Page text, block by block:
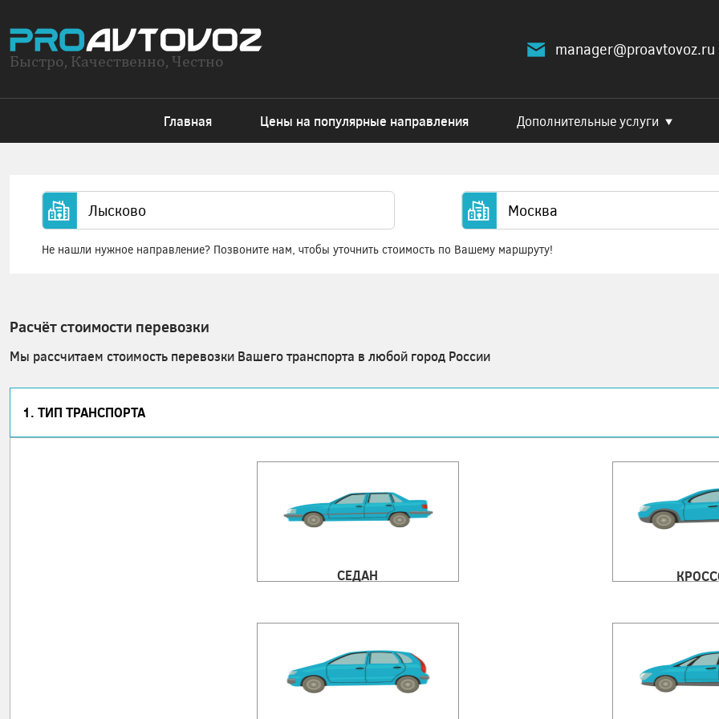
Быстро, Качественно, Честно
manager@proavtovoz.ru
Главная Цены на популярные направления Дополнительные услуги
Не нашли нужное направление? Позвоните нам, чтобы уточнить стоимость по Вашему маршруту!
Расчёт стоимости перевозки
Мы рассчитаем стоимость перевозки Вашего транспорта в любой город России
1. ТИП ТРАНСПОРТА
СЕДАН